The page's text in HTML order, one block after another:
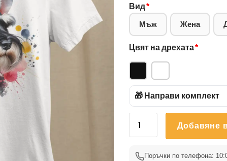
Вид*
Мъж Жена
Цвят на дрехата*
🎁 Направи комплект
количество
Шнауцер
Добавяне
Поръчки по телефона: